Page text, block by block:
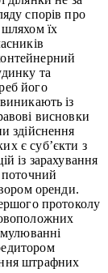
спорів про
шляхом їх
та
його
із
висновки
здійснення
є суб’єкти з
із зарахування
поточний
оренди.
протоколу
штрафних